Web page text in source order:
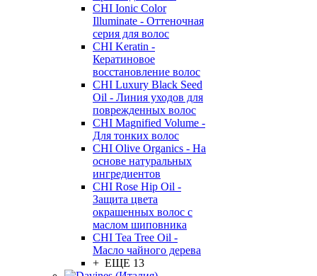
CHI Ionic Color
Illuminate - Оттеночная
серия для волос
CHI Keratin -
Кератиновое
восстановление волос
CHI Luxury Black Seed
Oil - Линия уходов для
поврежденных волос
CHI Magnified Volume -
Для тонких волос
CHI Olive Organics - На
основе натуральных
ингредиентов
CHI Rose Hip Oil -
Защита цвета
окрашенных волос с
маслом шиповника
CHI Tea Tree Oil -
Масло чайного дерева
+ ЕЩЕ 13